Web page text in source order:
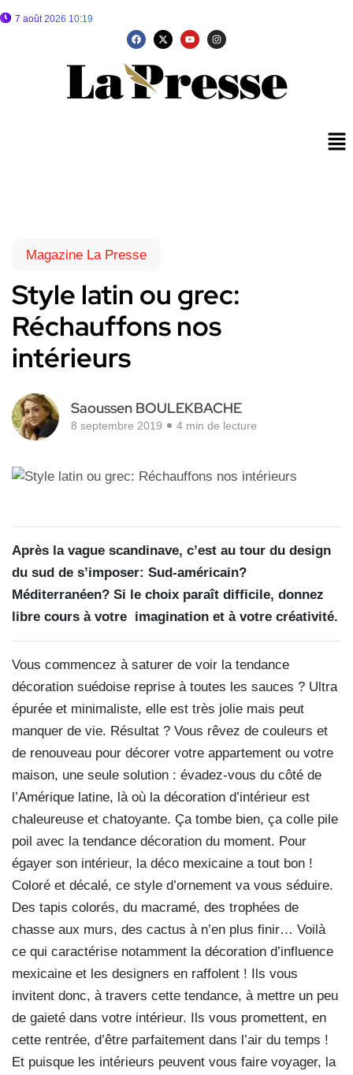
7 août 2026 10:19
Magazine La Presse
Style latin ou grec:
Réchauffons nos
intérieurs
Saoussen BOULEKBACHE
8 septembre 2019 4 min de lecture
Après la vague scandinave, c’est au tour du design
du sud de s’imposer: Sud-américain?
Méditerranéen? Si le choix paraît difficile, donnez
libre cours à votre imagination et à votre créativité.
Vous commencez à saturer de voir la tendance
décoration suédoise reprise à toutes les sauces ? Ultra
épurée et minimaliste, elle est très jolie mais peut
manquer de vie. Résultat ? Vous rêvez de couleurs et
de renouveau pour décorer votre appartement ou votre
maison, une seule solution : évadez-vous du côté de
l’Amérique latine, là où la décoration d’intérieur est
chaleureuse et chatoyante. Ça tombe bien, ça colle pile
poil avec la tendance décoration du moment. Pour
égayer son intérieur, la déco mexicaine a tout bon !
Coloré et décalé, ce style d’ornement va vous séduire.
Des tapis colorés, du macramé, des trophées de
chasse aux murs, des cactus à n’en plus finir… Voilà
ce qui caractérise notamment la décoration d’influence
mexicaine et les designers en raffolent ! Ils vous
invitent donc, à travers cette tendance, à mettre un peu
de gaieté dans votre intérieur. Ils vous promettent, en
cette rentrée, d’être parfaitement dans l’air du temps !
Et puisque les intérieurs peuvent vous faire voyager, la